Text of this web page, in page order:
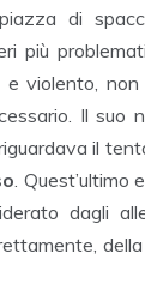
di
più
violento,
Il suo
il
.
dagli